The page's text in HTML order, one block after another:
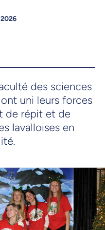
des sciences
uni leurs forces
de répit et de
lavalloises en